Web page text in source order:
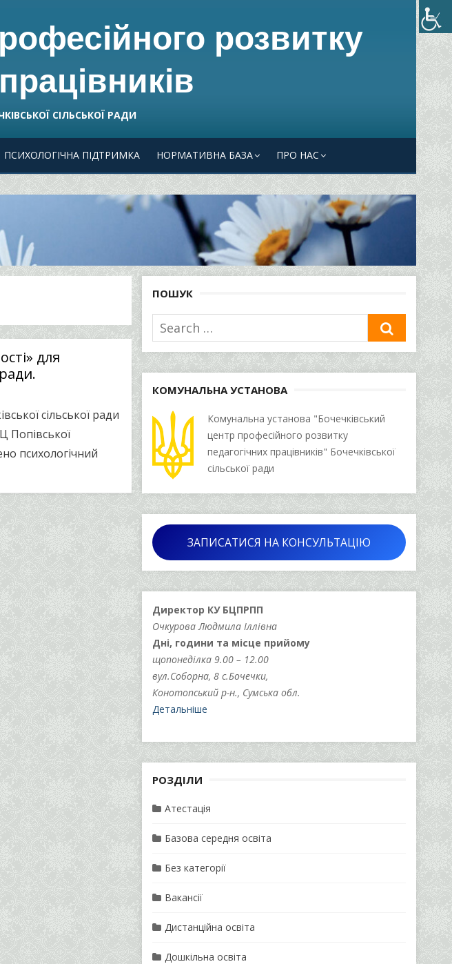
розвитку
СІЛЬСЬКОЇ РАДИ
ПСИХОЛОГІЧНА ПІДТРИМКА НОРМАТИВНА БАЗА ПРО НАС
для
сільської ради
Попівської
психологічний
ПОШУК
Search
for:
КОМУНАЛЬНА УСТАНОВА
Комунальна установа "Бочечківський
центр професійного розвитку
педагогічних працівників" Бочечківської
сільської ради
ЗАПИСАТИСЯ НА КОНСУЛЬТАЦІЮ
Директор КУ БЦПРПП
Очкурова Людмила Іллівна
Дні, години та місце прийому
щопонеділка 9.00 – 12.00
вул.Соборна, 8 с.Бочечки,
Конотопський р-н., Сумська обл.
Детальніше
РОЗДІЛИ
Атестація
Базова середня освіта
Без категорії
Вакансії
Дистанційна освіта
Дошкільна освіта